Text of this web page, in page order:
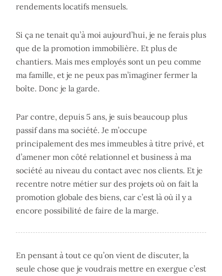
rendements locatifs mensuels.
Si ça ne tenait qu’à moi aujourd’hui, je ne ferais plus
que de la promotion immobilière. Et plus de
chantiers. Mais mes employés sont un peu comme
ma famille, et je ne peux pas m’imaginer fermer la
boîte. Donc je la garde.
Par contre, depuis 5 ans, je suis beaucoup plus
passif dans ma société. Je m’occupe
principalement des mes immeubles à titre privé, et
d’amener mon côté relationnel et business à ma
société au niveau du contact avec nos clients. Et je
recentre notre métier sur des projets où on fait la
promotion globale des biens, car c’est là où il y a
encore possibilité de faire de la marge.
En pensant à tout ce qu’on vient de discuter, la
seule chose que je voudrais mettre en exergue c’est